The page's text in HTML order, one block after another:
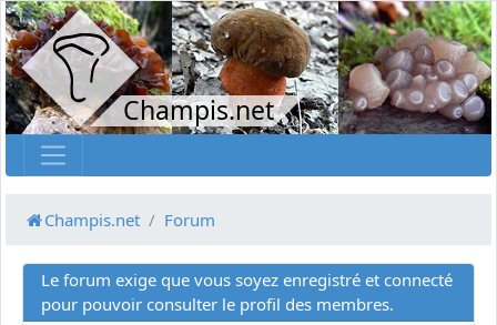
Champis.net
Champis.net Forum
Le forum exige que vous soyez enregistré et connecté
pour pouvoir consulter le profil des membres.